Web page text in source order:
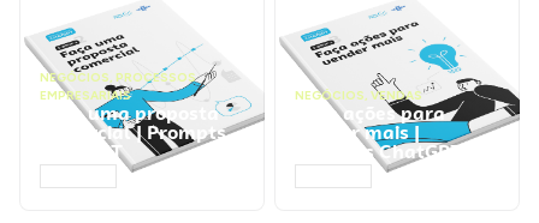
NEGÓCIOS, PROCESSOS
EMPRESARIAIS
Faça uma proposta
comercial | Prompts
ChatGPT
NEGÓCIOS, VENDAS
Faça ações para
vender mais |
Prompts ChatGPT